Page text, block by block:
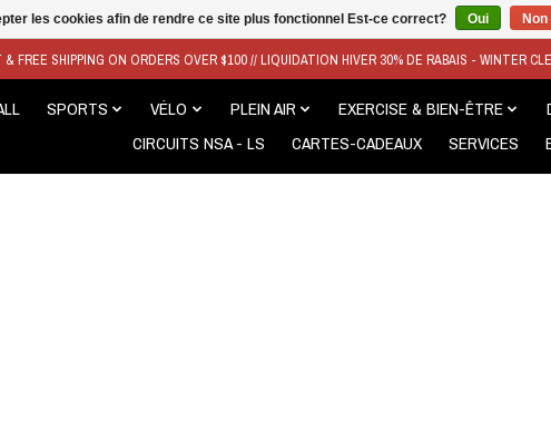
FREE SHIPPING ON ORDERS OVER $100 // LIQUIDATION HIVER 30% DE RABAIS - WINTER
SPORTS VÉLO PLEIN AIR EXERCISE & BIEN-ÊTRE
CIRCUITS NSA - LS
CARTES-CADEAUX SERVICES
les cookies afin de rendre ce site plus fonctionnel Est-ce correct? Oui Non